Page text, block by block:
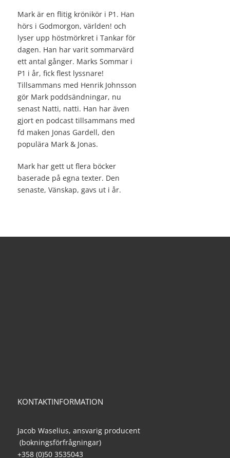
Mark är en flitig krönikör i P1. Han
hörs i Godmorgon, världen! och
lyser upp höstmörkret i Tankar för
dagen. Han har varit sommarvärd
ett antal gånger. Marks Sommar i
P1 i år, fick flest lyssnare!
Tillsammans med Henrik Johnsson
gör Mark poddsändningar, nu
senast Natti, natti. Han har även
gjort en podcast tillsammans med
fd maken Jonas Gardell, den
populära Mark & Jonas.
Mark har gett ut flera böcker
baserade på egna texter. Den
senaste, Vänskap, gavs ut i år.
KONTAKTINFORMATION
Jacob Waselius, ansvarig producent
(bokningsförfrågningar)
+358 (0)50 3535043